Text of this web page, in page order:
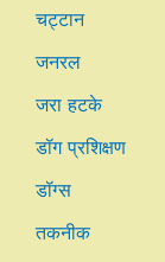
चट्टान
जनरल
जरा हटके
डॉग प्रशिक्षण
डॉग्स
तकनीक